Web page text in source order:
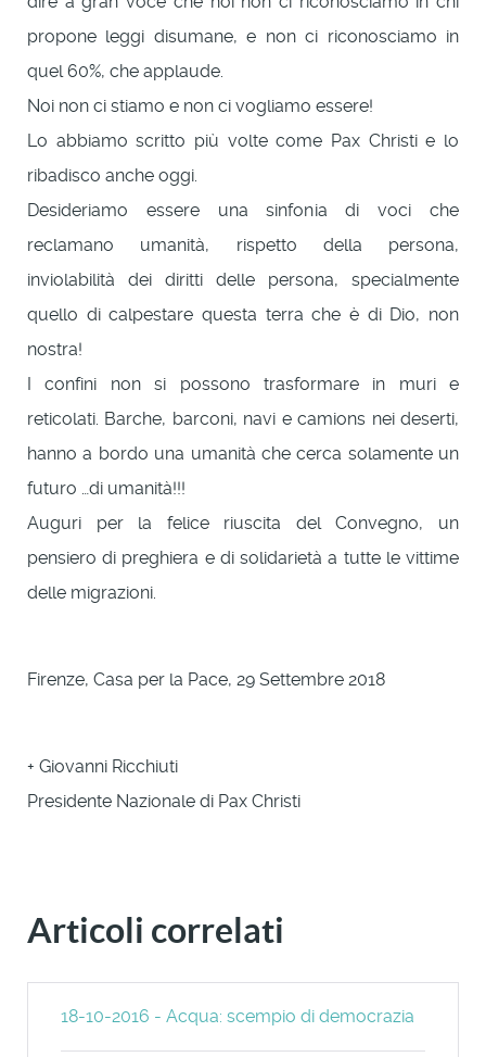
propone leggi disumane, e non ci riconosciamo in
quel 60%, che applaude.
Noi non ci stiamo e non ci vogliamo essere!
Lo abbiamo scritto più volte come Pax Christi e lo
ribadisco anche oggi.
Desideriamo essere una sinfonia di voci che
reclamano umanità, rispetto della persona,
inviolabilità dei diritti delle persona, specialmente
quello di calpestare questa terra che è di Dio, non
nostra!
I confini non si possono trasformare in muri e
reticolati. Barche, barconi, navi e camions nei deserti,
hanno a bordo una umanità che cerca solamente un
futuro …di umanità!!!
Auguri per la felice riuscita del Convegno, un
pensiero di preghiera e di solidarietà a tutte le vittime
delle migrazioni.
Firenze, Casa per la Pace, 29 Settembre 2018
+ Giovanni Ricchiuti
Presidente Nazionale di Pax Christi
Articoli correlati
18-10-2016 - Acqua: scempio di democrazia